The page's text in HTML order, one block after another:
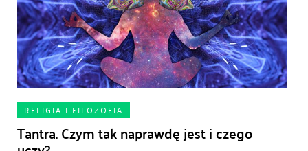
RELIGIA I FILOZOFIA
Tantra. Czym tak naprawdę jest i czego